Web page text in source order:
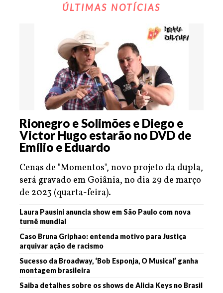
ÚLTIMAS NOTÍCIAS
Rionegro e Solimões e Diego e
Victor Hugo estarão no DVD de
Emílio e Eduardo
Cenas de "Momentos", novo projeto da dupla,
será gravado em Goiânia, no dia 29 de março
de 2023 (quarta-feira).
Laura Pausini anuncia show em São Paulo com nova
turnê mundial
Caso Bruna Griphao: entenda motivo para Justiça
arquivar ação de racismo
Sucesso da Broadway, ‘Bob Esponja, O Musical’ ganha
montagem brasileira
Saiba detalhes sobre os shows de Alicia Keys no Brasil